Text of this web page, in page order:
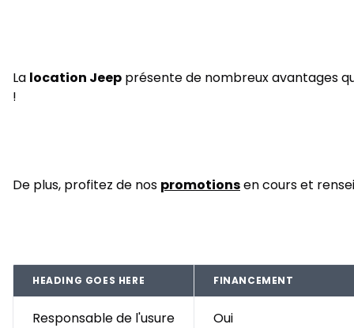
La location Jeep présente de nombreux avantages
!
De plus, profitez de nos promotionsen cours et
HEADING GOES HERE FINANCEMENT
Responsable de l'usure Oui